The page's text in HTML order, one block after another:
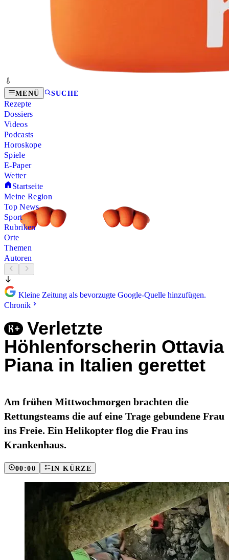
MENÜ SUCHE
Rezepte
Dossiers
Videos
Podcasts
Horoskope
Spiele
E-Paper
Wetter
Startseite
Meine Region
Top News
Sport
Rubriken
Orte
Themen
Autoren
Kleine Zeitung als bevorzugte Google-Quelle hinzufügen.
Chronik
Verletzte
Höhlenforscherin Ottavia
Piana in Italien gerettet
Am frühen Mittwochmorgen brachten die
Rettungsteams die auf eine Trage gebundene Frau
ins Freie. Ein Helikopter flog die Frau ins
Krankenhaus.
00:00 IN KÜRZE